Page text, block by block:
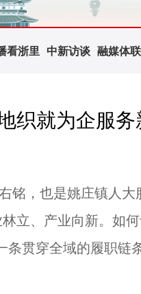
看浙里 中新访谈 融媒体
织就为企服
，也是姚庄镇人大
立、产业向新。如
条贯穿全域的履职链